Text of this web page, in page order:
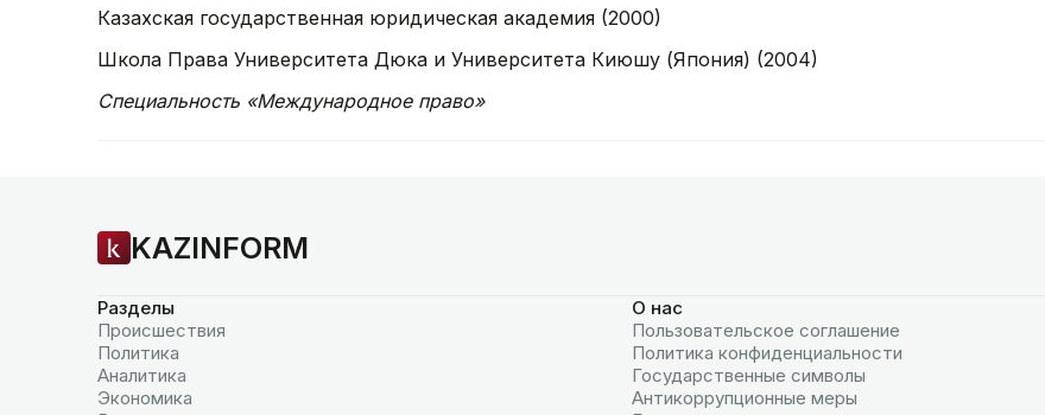
Казахская государственная юридическая академия (2000)
Школа Права Университета Дюка и Университета Киюшу (Япония) (2004)
Специальность «Международное право»
KAZINFORM
Разделы
Происшествия
Политика
Аналитика
Экономика
О нас
Пользовательское соглашение
Политика конфиденциальности
Государственные символы
Антикоррупционные меры